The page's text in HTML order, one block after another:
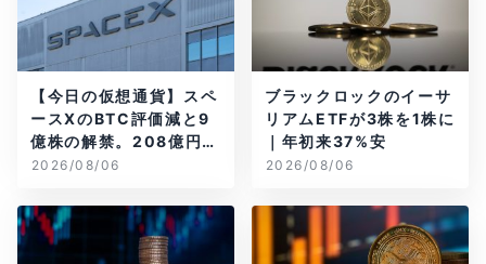
【今日の仮想通貨】スペ
ースXのBTC評価減と9
億株の解禁。208億円相
当のBTCが盗難
2026/08/06
ブラックロックのイーサ
リアムETFが3株を1株に
｜年初来37%安
2026/08/06